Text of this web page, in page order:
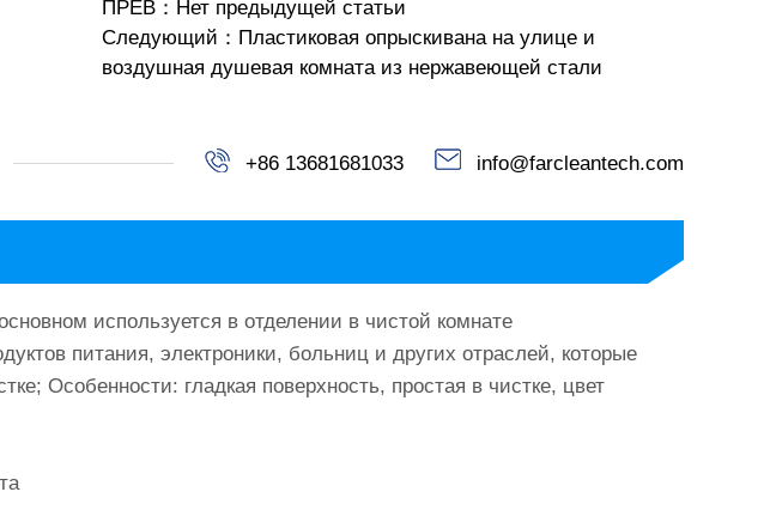
ПРЕВ：Нет предыдущей статьи
Следующий：Пластиковая опрыскивана на улице и
воздушная душевая комната из нержавеющей стали
+86 13681681033 info@farcleantech.com
используется в отделении в чистой комнате
питания, электроники, больниц и других отраслей, которые
Особенности: гладкая поверхность, простая в чистке, цвет